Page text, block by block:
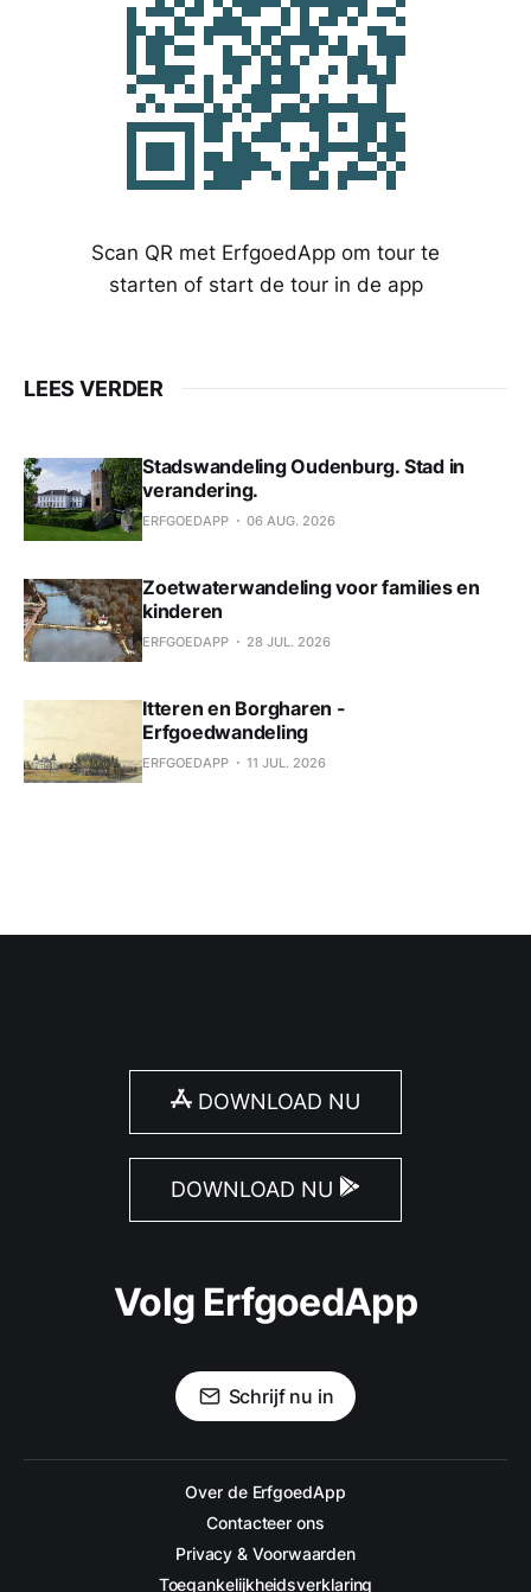
Scan QR met ErfgoedApp om tour te
starten of start de tour in de app
LEES VERDER
Stadswandeling Oudenburg. Stad in
verandering.
ERFGOEDAPP 06 AUG. 2026
Zoetwaterwandeling voor families en
kinderen
ERFGOEDAPP 28 JUL. 2026
Itteren en Borgharen -
Erfgoedwandeling
ERFGOEDAPP 11 JUL. 2026
DOWNLOAD NU
DOWNLOAD NU
Volg ErfgoedApp
Schrijf nu in
Over de ErfgoedApp
Contacteer ons
Privacy & Voorwaarden
Toegankelijkheidsverklaring